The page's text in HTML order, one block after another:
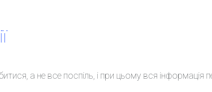
а не все поспіль, і при цьому вся інформація